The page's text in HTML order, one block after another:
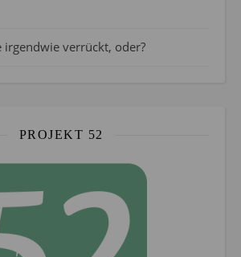
irgendwie verrückt, oder?
PROJEKT 52